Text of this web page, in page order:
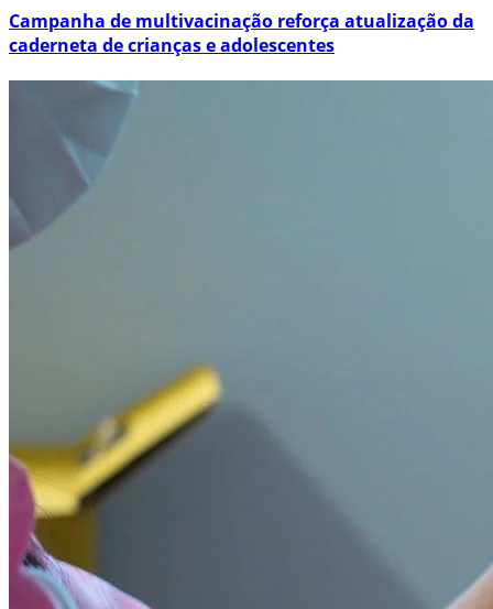
Campanha de multivacinação reforça atualização da
caderneta de crianças e adolescentes